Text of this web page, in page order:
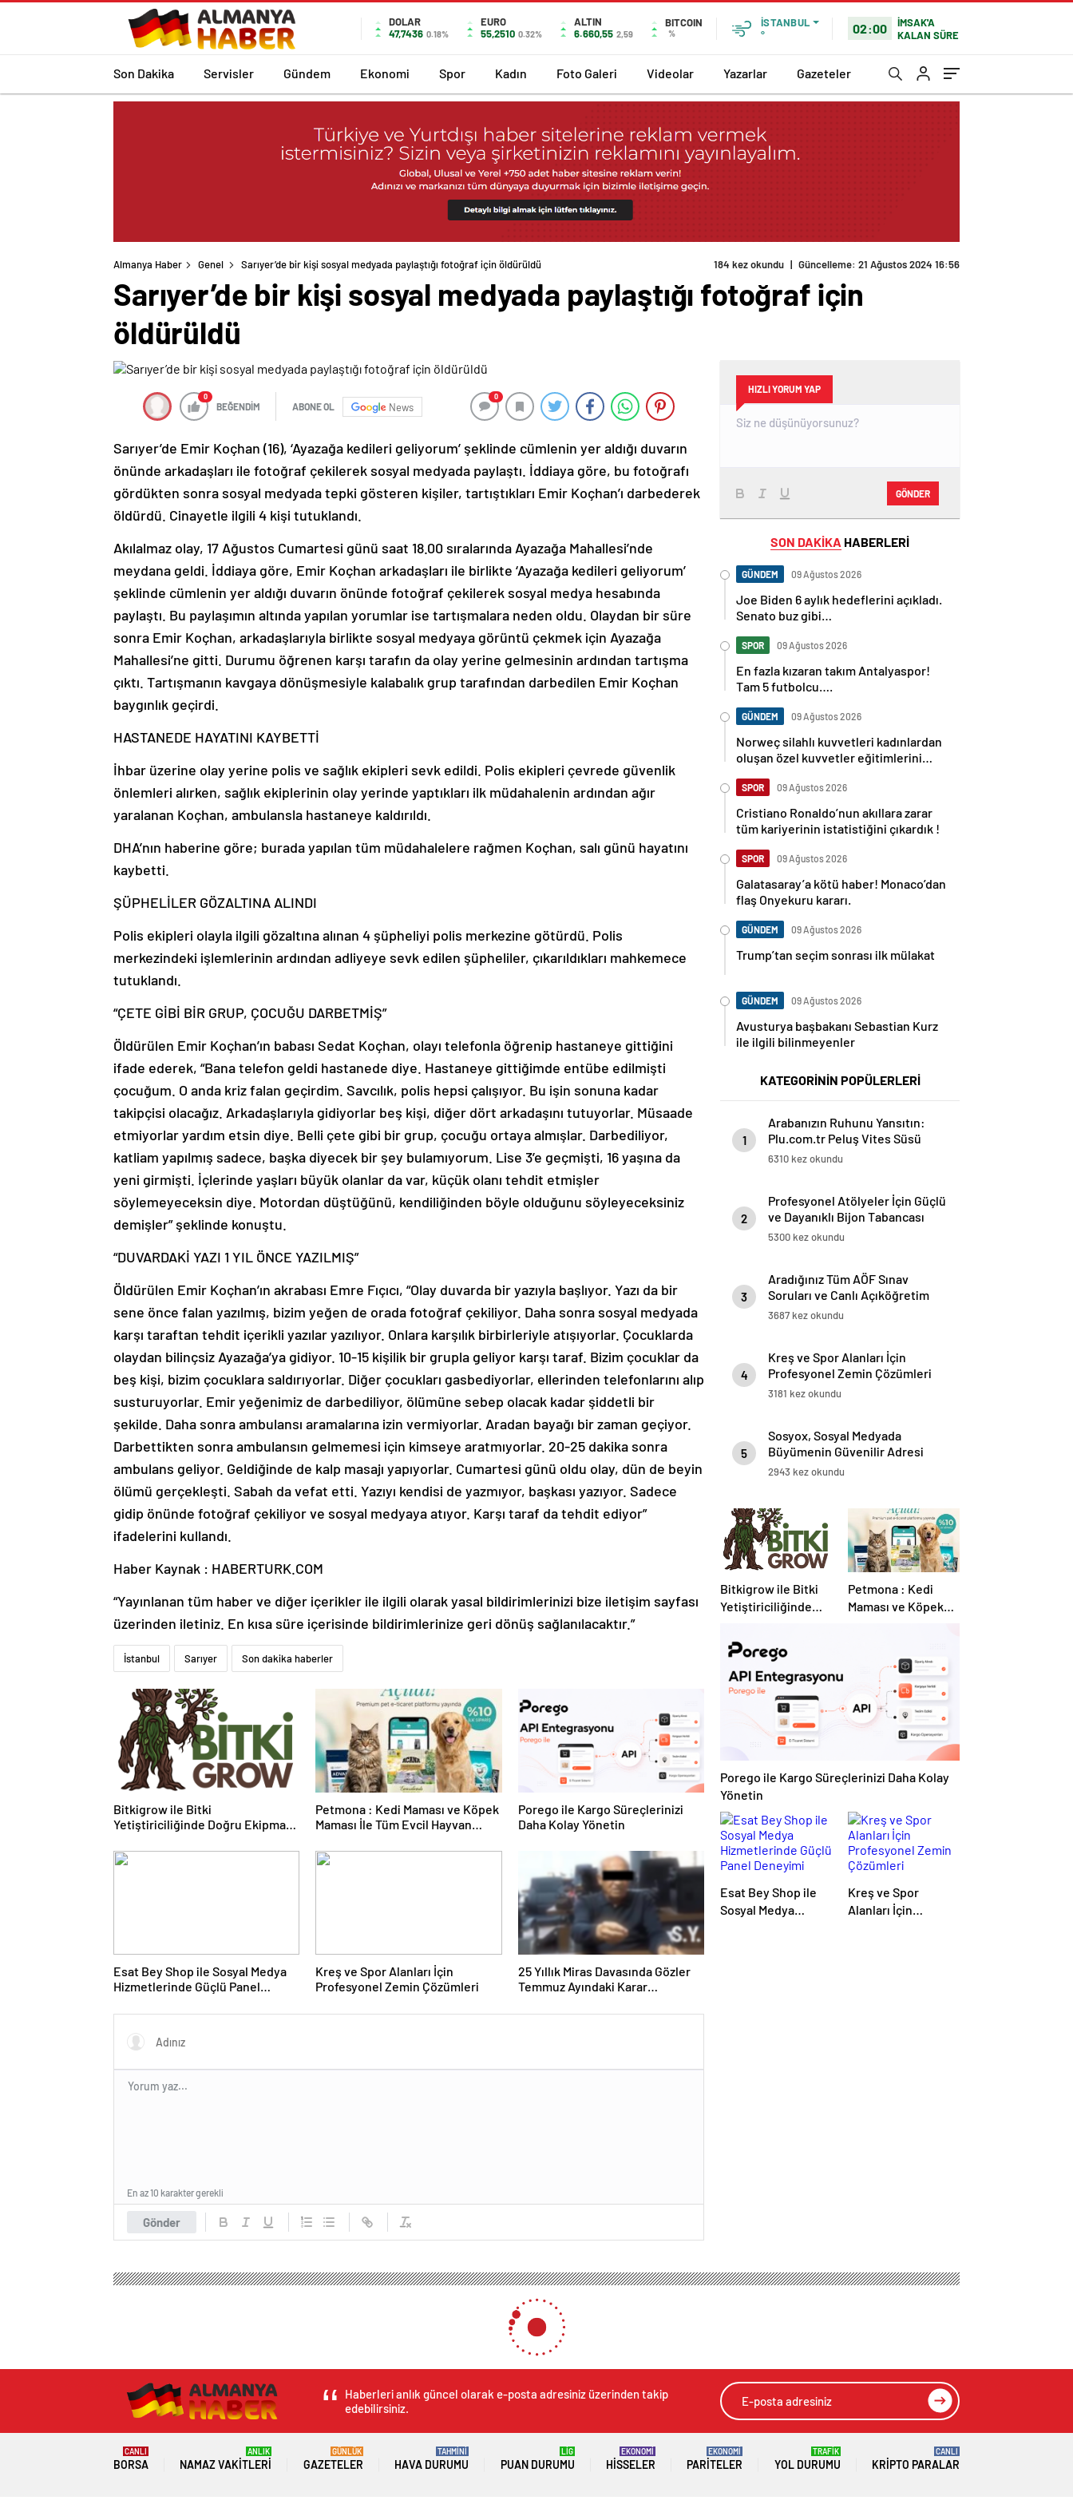
DOLAR
47,7436 0.18%
EURO
55,2510 0.32%
ALTIN
6.660,55 2,59
BITCOIN
%
İSTANBUL
°
02:00
İMSAK'A
KALAN SÜRE
Son Dakika Servisler Gündem Ekonomi Spor Kadın Foto Galeri Videolar Yazarlar Gazeteler
Almanya Haber Genel Sarıyer’de bir kişi sosyal medyada paylaştığı fotoğraf için öldürüldü 184 kez okundu | Güncelleme: 21 Ağustos 2024 16:56
Sarıyer’de bir kişi sosyal medyada paylaştığı fotoğraf için
öldürüldü
0
BEĞENDİM ABONE OL News
0
Sarıyer’de Emir Koçhan (16), ‘Ayazağa kedileri geliyorum’ şeklinde cümlenin yer aldığı duvarın
önünde arkadaşları ile fotoğraf çekilerek sosyal medyada paylaştı. İddiaya göre, bu fotoğrafı
gördükten sonra sosyal medyada tepki gösteren kişiler, tartıştıkları Emir Koçhan’ı darbederek
öldürdü. Cinayetle ilgili 4 kişi tutuklandı.
Akılalmaz olay, 17 Ağustos Cumartesi günü saat 18.00 sıralarında Ayazağa Mahallesi’nde
meydana geldi. İddiaya göre, Emir Koçhan arkadaşları ile birlikte ‘Ayazağa kedileri geliyorum’
şeklinde cümlenin yer aldığı duvarın önünde fotoğraf çekilerek sosyal medya hesabında
paylaştı. Bu paylaşımın altında yapılan yorumlar ise tartışmalara neden oldu. Olaydan bir süre
sonra Emir Koçhan, arkadaşlarıyla birlikte sosyal medyaya görüntü çekmek için Ayazağa
Mahallesi’ne gitti. Durumu öğrenen karşı tarafın da olay yerine gelmesinin ardından tartışma
çıktı. Tartışmanın kavgaya dönüşmesiyle kalabalık grup tarafından darbedilen Emir Koçhan
baygınlık geçirdi.
HASTANEDE HAYATINI KAYBETTİ
İhbar üzerine olay yerine polis ve sağlık ekipleri sevk edildi. Polis ekipleri çevrede güvenlik
önlemleri alırken, sağlık ekiplerinin olay yerinde yaptıkları ilk müdahalenin ardından ağır
yaralanan Koçhan, ambulansla hastaneye kaldırıldı.
DHA’nın haberine göre; burada yapılan tüm müdahalelere rağmen Koçhan, salı günü hayatını
kaybetti.
ŞÜPHELİLER GÖZALTINA ALINDI
Polis ekipleri olayla ilgili gözaltına alınan 4 şüpheliyi polis merkezine götürdü. Polis
merkezindeki işlemlerinin ardından adliyeye sevk edilen şüpheliler, çıkarıldıkları mahkemece
tutuklandı.
“ÇETE GİBİ BİR GRUP, ÇOCUĞU DARBETMİŞ”
Öldürülen Emir Koçhan’ın babası Sedat Koçhan, olayı telefonla öğrenip hastaneye gittiğini
ifade ederek, “Bana telefon geldi hastanede diye. Hastaneye gittiğimde entübe edilmişti
çocuğum. O anda kriz falan geçirdim. Savcılık, polis hepsi çalışıyor. Bu işin sonuna kadar
takipçisi olacağız. Arkadaşlarıyla gidiyorlar beş kişi, diğer dört arkadaşını tutuyorlar. Müsaade
etmiyorlar yardım etsin diye. Belli çete gibi bir grup, çocuğu ortaya almışlar. Darbediliyor,
katliam yapılmış sadece, başka diyecek bir şey bulamıyorum. Lise 3’e geçmişti, 16 yaşına da
yeni girmişti. İçlerinde yaşları büyük olanlar da var, küçük olanı tehdit etmişler
söylemeyeceksin diye. Motordan düştüğünü, kendiliğinden böyle olduğunu söyleyeceksiniz
demişler” şeklinde konuştu.
“DUVARDAKİ YAZI 1 YIL ÖNCE YAZILMIŞ”
Öldürülen Emir Koçhan’ın akrabası Emre Fıçıcı, “Olay duvarda bir yazıyla başlıyor. Yazı da bir
sene önce falan yazılmış, bizim yeğen de orada fotoğraf çekiliyor. Daha sonra sosyal medyada
karşı taraftan tehdit içerikli yazılar yazılıyor. Onlara karşılık birbirleriyle atışıyorlar. Çocuklarda
olaydan bilinçsiz Ayazağa’ya gidiyor. 10-15 kişilik bir grupla geliyor karşı taraf. Bizim çocuklar da
beş kişi, bizim çocuklara saldırıyorlar. Diğer çocukları gasbediyorlar, ellerinden telefonlarını alıp
susturuyorlar. Emir yeğenimiz de darbediliyor, ölümüne sebep olacak kadar şiddetli bir
şekilde. Daha sonra ambulansı aramalarına izin vermiyorlar. Aradan bayağı bir zaman geçiyor.
Darbettikten sonra ambulansın gelmemesi için kimseye aratmıyorlar. 20-25 dakika sonra
ambulans geliyor. Geldiğinde de kalp masajı yapıyorlar. Cumartesi günü oldu olay, dün de beyin
ölümü gerçekleşti. Sabah da vefat etti. Yazıyı kendisi de yazmıyor, başkası yazıyor. Sadece
gidip önünde fotoğraf çekiliyor ve sosyal medyaya atıyor. Karşı taraf da tehdit ediyor”
ifadelerini kullandı.
Haber Kaynak : HABERTURK.COM
“Yayınlanan tüm haber ve diğer içerikler ile ilgili olarak yasal bildirimlerinizi bize iletişim sayfası
üzerinden iletiniz. En kısa süre içerisinde bildirimlerinize geri dönüş sağlanılacaktır.”
İstanbul Sarıyer Son dakika haberler
Bitkigrow ile Bitki
Yetiştiriciliğinde Doğru Ekipman
Petmona : Kedi Maması ve Köpek
Maması İle Tüm Evcil Hayvan
Porego ile Kargo Süreçlerinizi
Daha Kolay Yönetin
Esat Bey Shop ile Sosyal Medya
Hizmetlerinde Güçlü Panel
Kreş ve Spor Alanları İçin
Profesyonel Zemin Çözümleri
25 Yıllık Miras Davasında Gözler
Temmuz Ayındaki Karar
Gönder
En az 10 karakter gerekli
HIZLI YORUM YAP
GÖNDER
SON DAKİKA HABERLERİ
GÜNDEM 09 Ağustos 2026
Joe Biden 6 aylık hedeflerini açıkladı.
Senato buz gibi…
SPOR 09 Ağustos 2026
En fazla kızaran takım Antalyaspor!
Tam 5 futbolcu….
GÜNDEM 09 Ağustos 2026
Norweç silahlı kuvvetleri kadınlardan
oluşan özel kuvvetler eğitimlerini
SPOR 09 Ağustos 2026
Cristiano Ronaldo’nun akıllara zarar
tüm kariyerinin istatistiğini çıkardık !
SPOR 09 Ağustos 2026
Galatasaray’a kötü haber! Monaco’dan
flaş Onyekuru kararı.
GÜNDEM 09 Ağustos 2026
Trump’tan seçim sonrası ilk mülakat
GÜNDEM 09 Ağustos 2026
Avusturya başbakanı Sebastian Kurz
ile ilgili bilinmeyenler
KATEGORİNİN POPÜLERLERİ
1
Arabanızın Ruhunu Yansıtın:
Plu.com.tr Peluş Vites Süsü
Modelleri
6310 kez okundu
2
Profesyonel Atölyeler İçin Güçlü
ve Dayanıklı Bijon Tabancası
Çözümleri
5300 kez okundu
3
Aradığınız Tüm AÖF Sınav
Soruları ve Canlı Açıköğretim
Forumu Burada
3687 kez okundu
4
Kreş ve Spor Alanları İçin
Profesyonel Zemin Çözümleri
3181 kez okundu
5
Sosyox, Sosyal Medyada
Büyümenin Güvenilir Adresi
Olarak Öne Çıkıyor
2943 kez okundu
Bitkigrow ile Bitki
Yetiştiriciliğinde
Ürün Seçimi
Petmona : Kedi
Maması ve Köpek
Porego ile Kargo Süreçlerinizi Daha Kolay
Yönetin
Esat Bey Shop ile
Sosyal Medya
Kreş ve Spor
Alanları İçin
Haberleri anlık güncel olarak e-posta adresiniz üzerinden takip
edebilirsiniz.
BORSA
CANLI
NAMAZ VAKITLERI
ANLIK
GAZETELER
GÜNLÜK
HAVA DURUMU
TAHMİNİ
PUAN DURUMU
LİG
HISSELER
EKONOMİ
PARITELER
EKONOMİ
YOL DURUMU
TRAFİK
KRIPTO PARALAR
CANLI